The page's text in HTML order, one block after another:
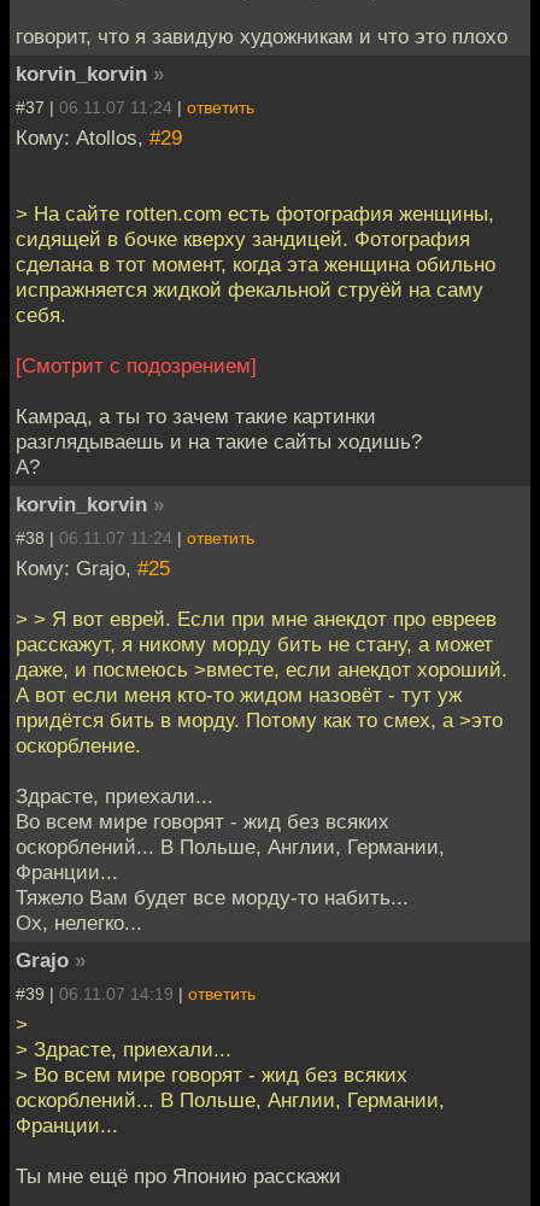
говорит, что я завидую художникам и что это плохо
korvin_korvin »
#37 | 06.11.07 11:24 | ответить
Кому: Atollos, #29
> На сайте rotten.com есть фотография женщины,
сидящей в бочке кверху зандицей. Фотография
сделана в тот момент, когда эта женщина обильно
испражняется жидкой фекальной струёй на саму
себя.
[Смотрит с подозрением]
Камрад, а ты то зачем такие картинки
разглядываешь и на такие сайты ходишь?
А?
korvin_korvin »
#38 | 06.11.07 11:24 | ответить
Кому: Grajo, #25
> > Я вот еврей. Если при мне анекдот про евреев
расскажут, я никому морду бить не стану, а может
даже, и посмеюсь >вместе, если анекдот хороший.
А вот если меня кто-то жидом назовёт - тут уж
придётся бить в морду. Потому как то смех, а >это
оскорбление.
Здрасте, приехали...
Во всем мире говорят - жид без всяких
оскорблений... В Польше, Англии, Германии,
Франции...
Тяжело Вам будет все морду-то набить...
Ох, нелегко...
Grajo »
#39 | 06.11.07 14:19 | ответить
>
> Здрасте, приехали...
> Во всем мире говорят - жид без всяких
оскорблений... В Польше, Англии, Германии,
Франции...
Ты мне ещё про Японию расскажи